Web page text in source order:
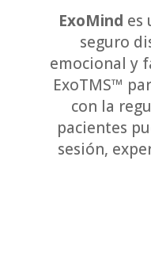
ExoMind es
seguro
emocional y
ExoTMS™
con la
pacientes
sesión,